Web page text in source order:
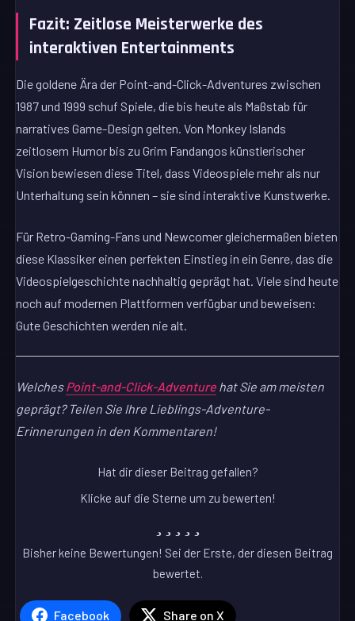
Fazit: Zeitlose Meisterwerke des
interaktiven Entertainments
Die goldene Ära der Point-and-Click-Adventures zwischen
1987 und 1999 schuf Spiele, die bis heute als Maßstab für
narratives Game-Design gelten. Von Monkey Islands
zeitlosem Humor bis zu Grim Fandangos künstlerischer
Vision bewiesen diese Titel, dass Videospiele mehr als nur
Unterhaltung sein können – sie sind interaktive Kunstwerke.
Für Retro-Gaming-Fans und Newcomer gleichermaßen bieten
diese Klassiker einen perfekten Einstieg in ein Genre, das die
Videospielgeschichte nachhaltig geprägt hat. Viele sind heute
noch auf modernen Plattformen verfügbar und beweisen:
Gute Geschichten werden nie alt.
WelchesPoint-and-Click-Adventure hat Sie am meisten
geprägt? Teilen Sie Ihre Lieblings-Adventure-
Erinnerungen in den Kommentaren!
Hat dir dieser Beitrag gefallen?
Klicke auf die Sterne um zu bewerten!
Bisher keine Bewertungen! Sei der Erste, der diesen Beitrag
bewertet.
Facebook Share on X